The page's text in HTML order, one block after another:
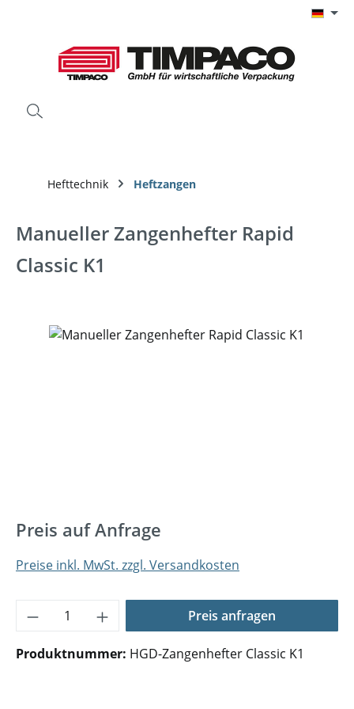
Hefttechnik Heftzangen
Manueller Zangenhefter Rapid
Classic K1
Bildergalerie überspringen
Preis auf Anfrage
Preise inkl. MwSt. zzgl. Versandkosten
Produkt Anzahl: Gib den gewünschten
Preis anfragen
Produktnummer: HGD-Zangenhefter Classic K1